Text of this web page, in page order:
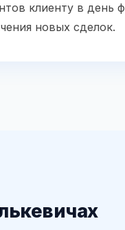
клиенту в день
новых сделок.